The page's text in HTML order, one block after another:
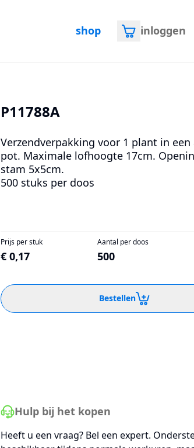
shop inloggen
P11788A
Verzendverpakking voor 1 plant in een
pot. Maximale lofhoogte 17cm.
stam 5x5cm.
500 stuks per doos
Prijs per stuk
€ 0,17
Aantal per doos
500
Bestellen
Hulp bij het kopen
Heeft u een vraag? Bel een expert.